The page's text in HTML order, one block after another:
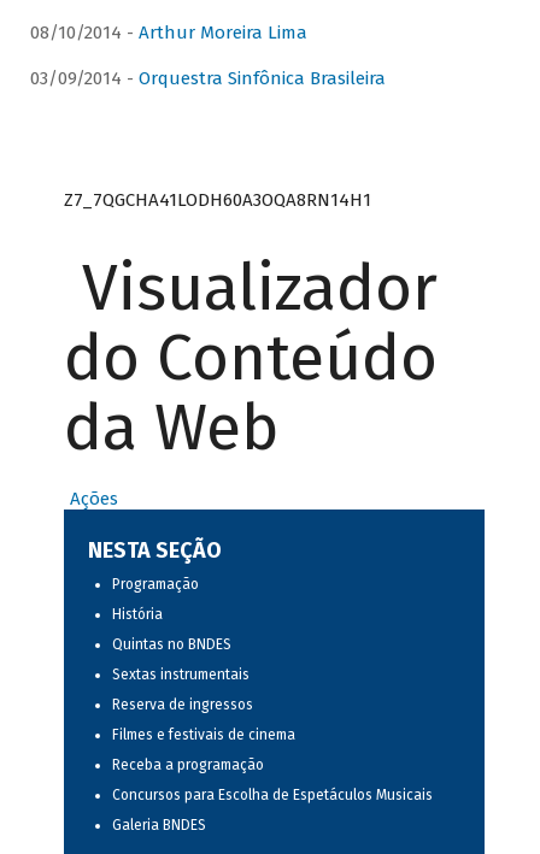
08/10/2014 - Arthur Moreira Lima
03/09/2014 - Orquestra Sinfônica Brasileira
Z7_7QGCHA41LODH60A3OQA8RN14H1
Visualizador
do Conteúdo
da Web
Ações
NESTA SEÇÃO
Programação
História
Quintas no BNDES
Sextas instrumentais
Reserva de ingressos
Filmes e festivais de cinema
Receba a programação
Concursos para Escolha de Espetáculos Musicais
Galeria BNDES